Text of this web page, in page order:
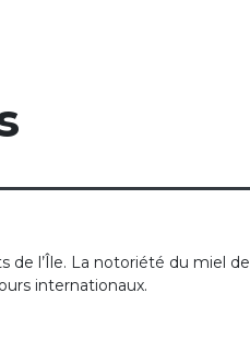
de l’Île. La notoriété du miel de
internationaux.